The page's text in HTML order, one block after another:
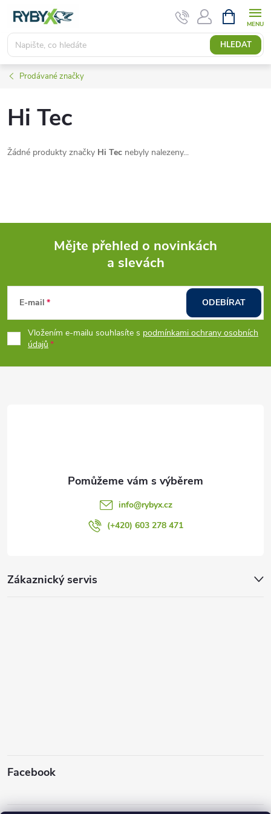
obsah
HLEDAT
NÁKUPNÍ
KOŠÍK
Prodávané značky
Hi Tec
Žádné produkty značky Hi Tec nebyly nalezeny...
p
a
Mějte přehled o novinkách
a slevách
E-mail
Vložením e-mailu souhlasíte s podmínkami ochrany osobních
údajů
ODEBÍRAT
Zákaznický servis
Facebook
info@rybyx.cz
(+420) 603 278 471